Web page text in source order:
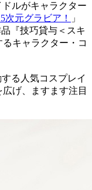
ルがキャラクター
次元グラビア！
」
『技巧貸与＜スキ
キャラクター・コ
る人気コスプレイ
げ、ますます注目